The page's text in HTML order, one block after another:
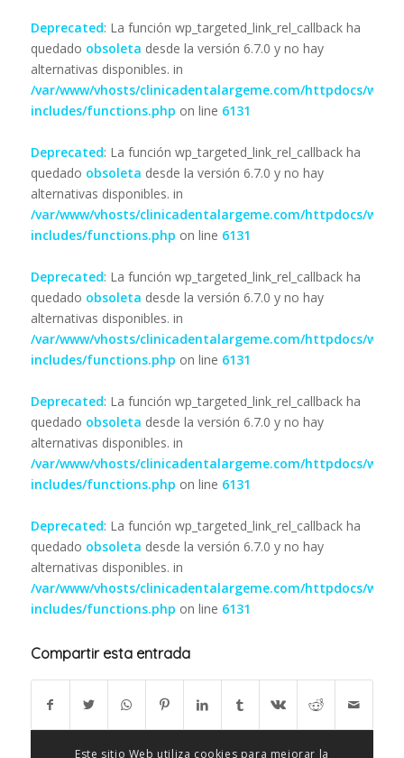
Deprecated: La función wp_targeted_link_rel_callback ha
quedado obsoleta desde la versión 6.7.0 y no hay
alternativas disponibles. in
/var/www/vhosts/clinicadentalargeme.com/httpdocs/wp-
includes/functions.php on line 6131
Deprecated: La función wp_targeted_link_rel_callback ha
quedado obsoleta desde la versión 6.7.0 y no hay
alternativas disponibles. in
/var/www/vhosts/clinicadentalargeme.com/httpdocs/wp-
includes/functions.php on line 6131
Deprecated: La función wp_targeted_link_rel_callback ha
quedado obsoleta desde la versión 6.7.0 y no hay
alternativas disponibles. in
/var/www/vhosts/clinicadentalargeme.com/httpdocs/wp-
includes/functions.php on line 6131
Deprecated: La función wp_targeted_link_rel_callback ha
quedado obsoleta desde la versión 6.7.0 y no hay
alternativas disponibles. in
/var/www/vhosts/clinicadentalargeme.com/httpdocs/wp-
includes/functions.php on line 6131
Deprecated: La función wp_targeted_link_rel_callback ha
quedado obsoleta desde la versión 6.7.0 y no hay
alternativas disponibles. in
/var/www/vhosts/clinicadentalargeme.com/httpdocs/wp-
includes/functions.php on line 6131
Compartir esta entrada
Este sitio Web utiliza cookies para mejorar la